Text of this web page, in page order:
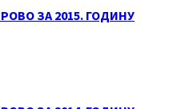
ЗА 2015. ГОДИНУ